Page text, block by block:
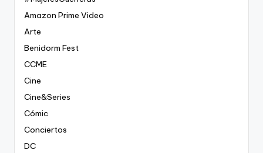
Amazon Prime Video
Arte
Benidorm Fest
CCME
Cine
Cine&Series
Cómic
Conciertos
DC